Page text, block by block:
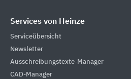
Services von Heinze
Serviceübersicht
Newsletter
Ausschreibungstexte-Manager
CAD-Manager